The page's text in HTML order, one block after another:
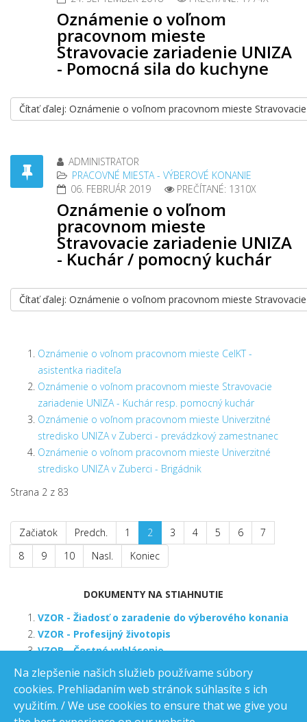
Oznámenie o voľnom
pracovnom mieste
Stravovacie zariadenie UNIZA
- Pomocná sila do kuchyne
Čítať ďalej: Oznámenie o voľnom pracovnom mieste
ADMINISTRATOR
PRACOVNÉ MIESTA - VÝBEROVÉ KONANIE
06. FEBRUÁR 2019
PREČÍTANÉ: 1310X
Oznámenie o voľnom
pracovnom mieste
Stravovacie zariadenie UNIZA
- Kuchár / pomocný kuchár
Čítať ďalej: Oznámenie o voľnom pracovnom mieste
Oznámenie o voľnom pracovnom mieste CeIKT -
asistentka riaditeľa
Oznámenie o voľnom pracovnom mieste Stravovacie
zariadenie UNIZA - Kuchár resp. pomocný kuchár
Oznámenie o voľnom pracovnom mieste Univerzitné
stredisko UNIZA v Zuberci - prevádzkový zamestnanec
Oznámenie o voľnom pracovnom mieste Univerzitné
stredisko UNIZA v Zuberci - Brigádnik
Strana 2 z 83
Začiatok Predch. 1 2 3 4 5 6
7
8
9 10 Nasl. Koniec
DOKUMENTY NA STIAHNUTIE
VZOR - Žiadosť o zaradenie do výberového konania
VZOR - Profesijný životopis
VZOR - Čestné vyhlásenie
Na zlepšenie našich služieb používame súbory
cookies. Prehliadaním web stránok súhlasíte s ich
využitím. / We use cookies to ensure that we give you